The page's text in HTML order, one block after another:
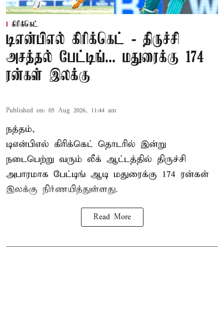
கிரிக்கெட்
டிஎன்பிஎல் கிரிக்கெட் - திருச்சி
அசத்தல் பேட்டிங்... மதுரைக்கு 174
ரன்கள் இலக்கு
Published on: 05 Aug 2026, 11:44 am
நத்தம்,
டிஎன்பிஎல் கிரிக்கெட் தொடரில் இன்று
நடைபெற்று வரும் லீக் ஆட்டத்தில் திருச்சி
அபாரமாக பேட்டிங் ஆடி மதுரைக்கு 174 ரன்கள்
இலக்கு நிர்ணயித்துள்ளது.
Read More